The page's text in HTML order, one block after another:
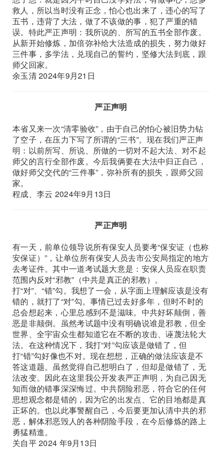
救人，所以当时没有正念，怕心也出来了，违心的写了
五书，违背了大法，做了不该做的事，犯了严重的错
误。特此严正声明：我所说的、所写的五书全部作废。
从新开始修炼，加倍弥补给大法造成的损失，努力做好
三件事，多学法，兑现自己的誓约，坚修大法到底，跟
师父回家。
余玉清 2024年9月21日
严正声明
本省又来一次“清零验收”，由于自己的怕心被旧势力钻
了空子，在压力下写了所谓的“三书”。现在我们严正声
明：以前所写、所说、所做的一切对不起大法、对不起
师父的言行全部作废。今后我俩要在大法中归正自己，
做好师父交代的“三件事”，弥补所有的损失，跟师父回
家。
程成、李云 2024年9月13日
严正声明
有一天，前单位领导说所有保安人员要考“保安证（也称
安保证）”，让单位所有保安人员去市公安局指定的地方
去考证件。其中一道考试题大意是：安保人员应在职责
范围内反对“邪教”（中共是真正的邪教）。
打“对”、“错”勾。我想了一会，从字面上理解应该是没有
错的，就打了“对”勾。事情已过去好多年，但时不时的
总会想起来，心里总感到不是滋味。中共好坏颠倒，善
恶是非颠倒。虽然考试题中没有明确说谁是邪教，但全
世界、全宇宙众生都知道它在不断的攻击、诬蔑法轮大
法。在这种情况下，我打“对”勾应该是做错了，但
打“错”勾好像也不对。现在想想，正确的做法应该是不
答这道题。虽然觉得自己想明白了，但却是做错了，无
法改变。因此在这里我公开发表严正声明，为自己因无
知而做的错事深深悔过。中共阴险邪恶，符合它的任何
思想观念都是错的，因为它的出发点、它的目地都是真
正坏的。也以此事警醒自己，今后要更加认清中共的邪
恶，解体邪恶毁人的各种阴险手段，在今后修炼的路上
勇猛精進。
关自平 2024 年9月13日